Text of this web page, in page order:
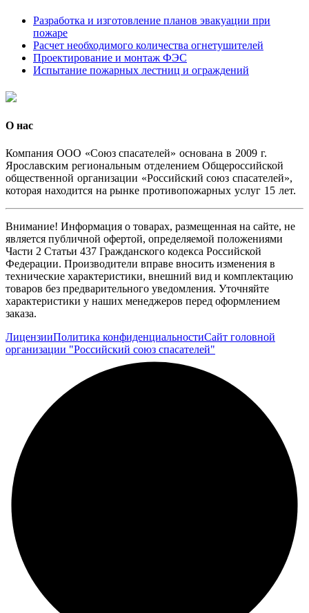
Разработка и изготовление планов эвакуации при
пожаре
Расчет необходимого количества огнетушителей
Проектирование и монтаж ФЭС
Испытание пожарных лестниц и ограждений
О нас
Компания ООО «Союз спасателей» основана в 2009 г.
Ярославским региональным отделением Общероссийской
общественной организации «Российский союз спасателей»,
которая находится на рынке противопожарных услуг 15 лет.
Внимание! Информация о товарах, размещенная на сайте, не
является публичной офертой, определяемой положениями
Части 2 Статьи 437 Гражданского кодекса Российской
Федерации. Производители вправе вносить изменения в
технические характеристики, внешний вид и комплектацию
товаров без предварительного уведомления. Уточняйте
характеристики у наших менеджеров перед оформлением
заказа.
ЛицензииПолитика конфиденциальностиСайт головной
организации "Российский союз спасателей"